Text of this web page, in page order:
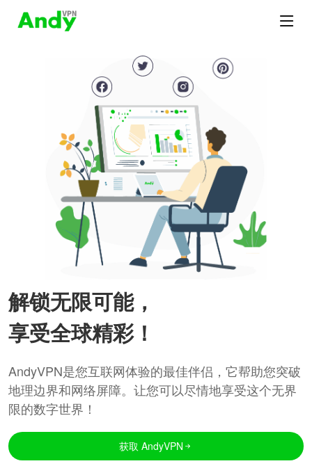
解锁无限可能，
享受全球精彩！
AndyVPN是您互联网体验的最佳伴侣，它帮助您突破
地理边界和网络屏障。让您可以尽情地享受这个无界
限的数字世界！
获取 AndyVPN